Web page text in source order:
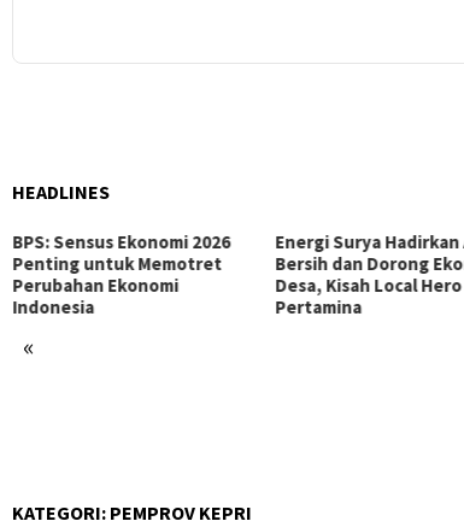
HEADLINES
«
BPS: Sensus Ekonomi 2026
Penting untuk Memotret
Perubahan Ekonomi
Indonesia
Energi Surya Hadirkan
Bersih dan Dorong
Desa, Kisah Local Hero
Pertamina
KATEGORI: PEMPROV KEPRI